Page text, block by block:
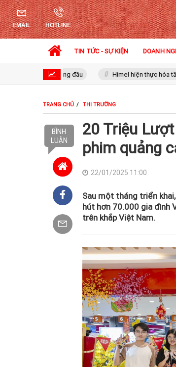
EMAIL HOTLINE
TIN TỨC - SỰ KIỆN DOANH
Himel hiện thực hóa tầm nhìn về
TRANG CHỦ THỊ TRƯỜNG
BÌNH
LUẬN
20 Triệu
phim quảng
22/01/2025 11:00
Sau một tháng triển
hút hơn 70.000 gia đình
trên khắp Việt Nam.